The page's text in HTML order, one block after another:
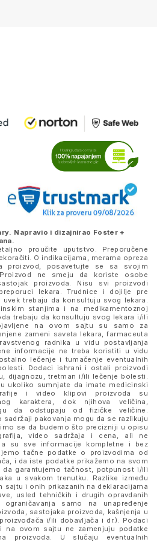
Napravio i dizajnirao Foster +
proučite uputstvo. Preporučene
O indikacijama, merama opreza
proizvod, posavetujte se sa svojim
ne smeju da koriste osobe
proizvoda. Nisu svi proizvodi
lekara. Trudnice i dojilje pre
trebaju da konsultuju svog lekara.
stanjima i na medikamentoznoj
trebaju da konsultuju svog lekara i/ili
na ovom sajtu su samo za
zameni saveta lekara, farmaceuta
radnika u vidu postavljanja
informacije ne treba koristiti u vidu
lečenje i tumačenje eventualnih
Dodaci ishrani i ostali proizvodi
dijagnozu, tretman i/ili lečenje bolesti.
ukoliko sumnjate da imate medicinski
i video klipovi proizvoda su
karaktera, dok njihova veličina,
da odstupaju od fizičke veličine.
pakovanja mogu da se razlikuju
se da budemo što precizniji u opisu
video sadržaja i cena, ali ne
su sve informacije kompletne i bez
tačne podatke o proizvodima od
i da iste podatke prikažemo na svom
da garantujemo tačnost, potpunost i/ili
u svakom trenutku. Razlike između
sajtu i onih prikazanih na deklaracijama
usled tehničkih i drugih opravdanih
samo na unapređenje
sastojaka proizvoda, kašnjenja u
i/ili dobavljača i dr.). Podaci
na ovom sajtu ne zamenjuju podatke
proizvoda. U slučaju eventualnih